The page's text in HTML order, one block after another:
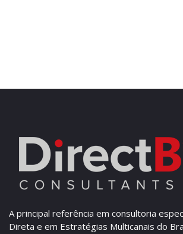
A principal referência em consultoria
Direta e em Estratégias Multicanais do